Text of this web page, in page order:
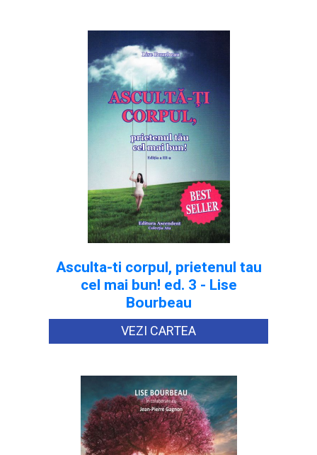
Asculta-ti corpul, prietenul tau
cel mai bun! ed. 3 - Lise
Bourbeau
VEZI CARTEA